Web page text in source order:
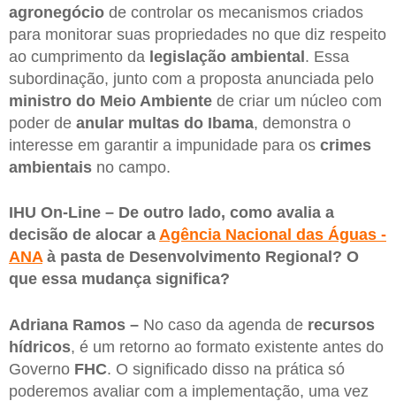
agronegócio de controlar os mecanismos criados
para monitorar suas propriedades no que diz respeito
ao cumprimento da legislação ambiental. Essa
subordinação, junto com a proposta anunciada pelo
ministro do Meio Ambiente de criar um núcleo com
poder de anular multas do Ibama, demonstra o
interesse em garantir a impunidade para os crimes
ambientais no campo.
IHU On-Line – De outro lado, como avalia a
decisão de alocar a Agência Nacional das Águas -
ANAà pasta de Desenvolvimento Regional? O
que essa mudança significa?
Adriana Ramos – No caso da agenda de recursos
hídricos, é um retorno ao formato existente antes do
Governo FHC. O significado disso na prática só
poderemos avaliar com a implementação, uma vez